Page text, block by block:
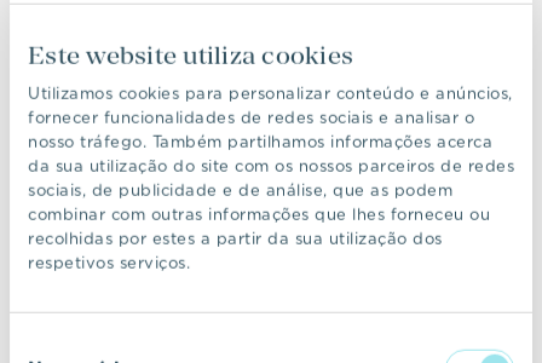
Este website utiliza cookies
Utilizamos cookies para personalizar conteúdo e anúncios,
fornecer funcionalidades de redes sociais e analisar o
nosso tráfego. Também partilhamos informações acerca
da sua utilização do site com os nossos parceiros de redes
sociais, de publicidade e de análise, que as podem
combinar com outras informações que lhes forneceu ou
recolhidas por estes a partir da sua utilização dos
respetivos serviços.
Mais de 600 famílias já escolheram
o Prata para viver
COMUNICADO12 MAR 2026